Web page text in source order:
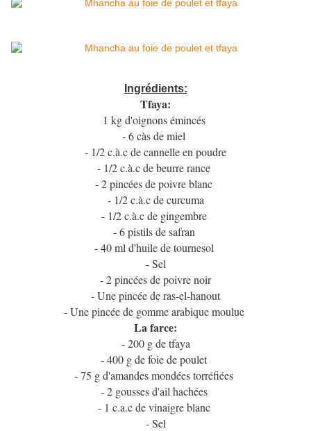
Ingrédients:
Tfaya:
1 kg d'oignons émincés
- 6 càs de miel
- 1/2 c.à.c de cannelle en poudre
- 1/2 c.à.c de beurre rance
- 2 pincées de poivre blanc
- 1/2 c.à.c de curcuma
- 1/2 c.à.c de gingembre
- 6 pistils de safran
- 40 ml d'huile de tournesol
- Sel
- 2 pincées de poivre noir
- Une pincée de ras-el-hanout
- Une pincée de gomme arabique moulue
La farce:
- 200 g de tfaya
- 400 g de foie de poulet
- 75 g d'amandes mondées torréfiées
- 2 gousses d'ail hachées
- 1 c.a.c de vinaigre blanc
- Sel